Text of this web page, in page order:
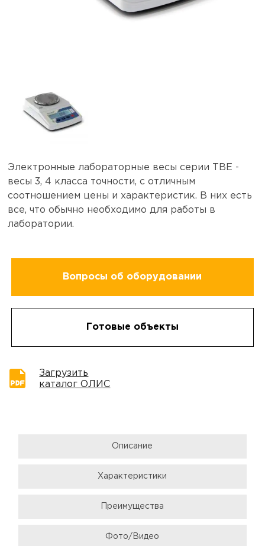
Электронные лабораторные весы серии ТВЕ -
весы 3, 4 класса точности, с отличным
соотношением цены и характеристик. В них есть
все, что обычно необходимо для работы в
лаборатории.
Вопросы об оборудовании
Готовые объекты
Загрузить
каталог ОЛИС
Описание
Характеристики
Преимущества
Фото/Видео